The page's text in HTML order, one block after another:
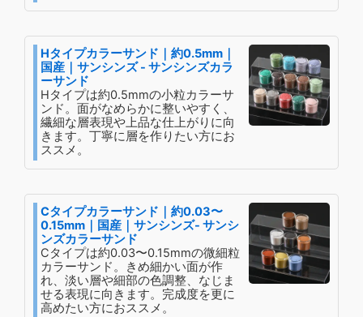
Hタイプカラーサンド｜約0.5mm｜
国産｜サンシンズ - サンシンズカラ
ーサンド
Hタイプは約0.5mmの小粒カラーサ
ンド。面がなめらかに整いやすく、
繊細な層表現や上品な仕上がりに向
きます。丁寧に層を作りたい方にお
ススメ。
Cタイプカラーサンド｜約0.03〜
0.15mm｜国産｜サンシンズ- サンシ
ンズカラーサンド
Cタイプは約0.03〜0.15mmの微細粒
カラーサンド。きめ細かい面が作
れ、淡い層や細部の色調整、なじま
せる表現に向きます。完成度を更に
高めたい方におススメ。